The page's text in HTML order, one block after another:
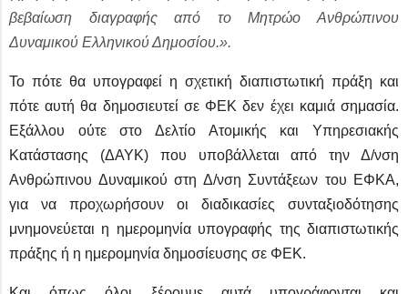
βεβαίωση διαγραφής από το Μητρώο Ανθρώπινου
Δυναμικού Ελληνικού Δημοσίου.».
Το πότε θα υπογραφεί η σχετική διαπιστωτική πράξη και
πότε αυτή θα δημοσιευτεί σε ΦΕΚ δεν έχει καμιά σημασία.
Εξάλλου ούτε στο Δελτίο Ατομικής και Υπηρεσιακής
Κατάστασης (ΔΑΥΚ) που υποβάλλεται από την Δ/νση
Ανθρώπινου Δυναμικού στη Δ/νση Συντάξεων του ΕΦΚΑ,
για να προχωρήσουν οι διαδικασίες συνταξιοδότησης
μνημονεύεται η ημερομηνία υπογραφής της διαπιστωτικής
πράξης ή η ημερομηνία δημοσίευσης σε ΦΕΚ.